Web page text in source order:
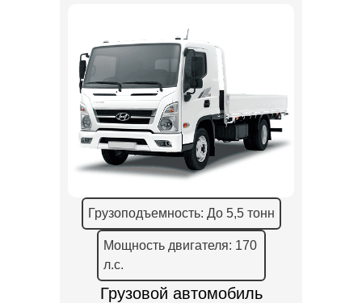
Грузоподъемность: До 5,5 тонн
Мощность двигателя: 170
л.с.
Грузовой автомобиль